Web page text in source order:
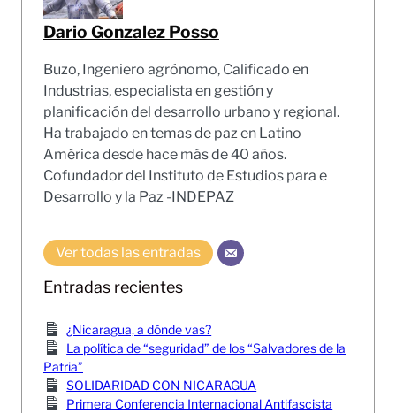
Dario Gonzalez Posso
Buzo, Ingeniero agrónomo, Calificado en
Industrias, especialista en gestión y
planificación del desarrollo urbano y regional.
Ha trabajado en temas de paz en Latino
América desde hace más de 40 años.
Cofundador del Instituto de Estudios para e
Desarrollo y la Paz -INDEPAZ
Ver todas las entradas
Entradas recientes
¿Nicaragua, a dónde vas?
La política de “seguridad” de los “Salvadores de la
Patria”
SOLIDARIDAD CON NICARAGUA
Primera Conferencia Internacional Antifascista